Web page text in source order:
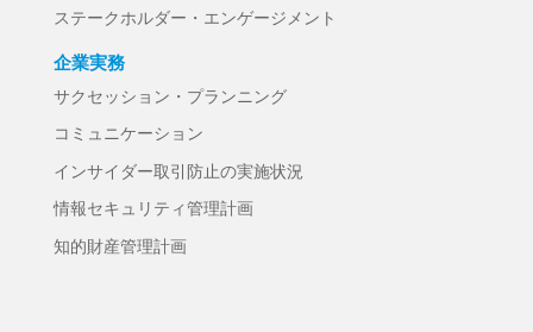
ステークホルダー・エンゲージメント
企業実務
サクセッション・プランニング
コミュニケーション
インサイダー取引防止の実施状況
情報セキュリティ管理計画
知的財産管理計画